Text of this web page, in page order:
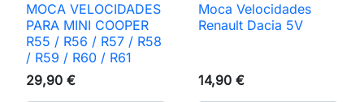
MOCA VELOCIDADES
PARA MINI COOPER
R55 / R56 / R57 / R58
/ R59 / R60 / R61
29,90 €
Moca Velocidades
Renault Dacia 5V
14,90 €